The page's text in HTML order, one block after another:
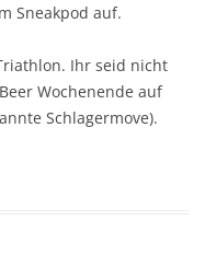
Sneakpod auf.
Ihr seid nicht
Wochenende auf
Schlagermove).